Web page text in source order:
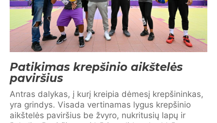
Patikimas krepšinio aikštelės
paviršius
Antras dalykas, į kurį kreipia dėmesį krepšininkas,
yra grindys. Visada vertinamas lygus krepšinio
aikštelės paviršius be žvyro, nukritusių lapų ir